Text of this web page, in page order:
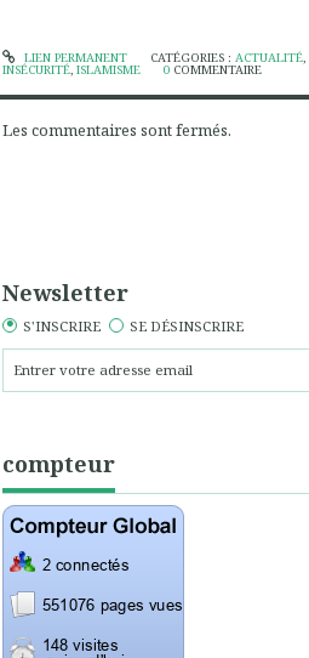
LIEN PERMANENT CATÉGORIES : ACTUALITÉ,
INSÉCURITÉ ISLAMISME 0 COMMENTAIRE
Les commentaires sont fermés.
Newsletter
S'INSCRIRE SE DÉSINSCRIRE
compteur